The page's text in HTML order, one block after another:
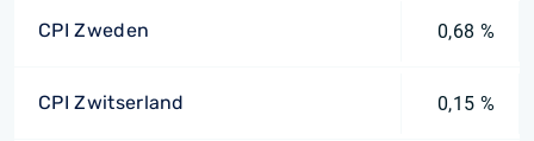
CPI Zweden 0,68 %
CPI Zwitserland 0,15 %